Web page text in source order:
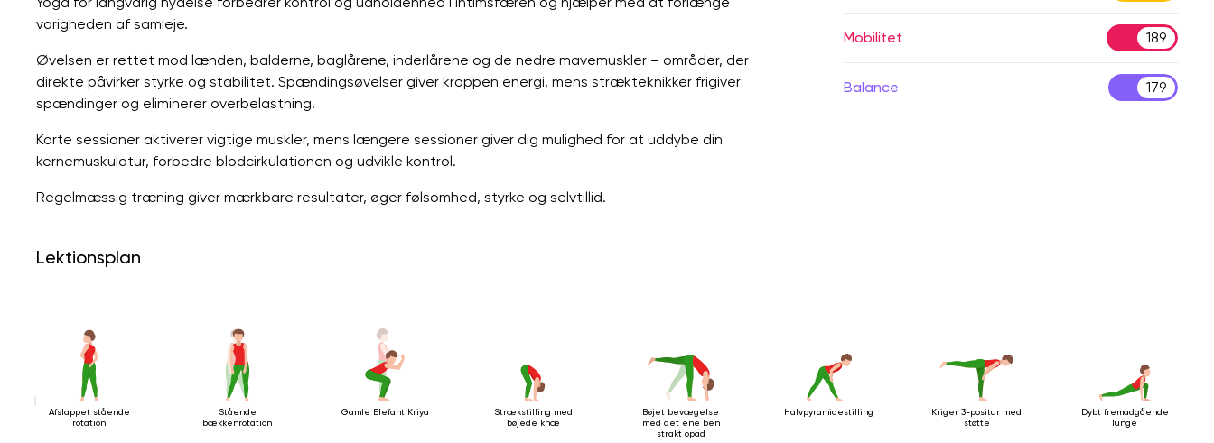
varigheden af ​​samleje.
Øvelsen er rettet mod lænden, balderne, baglårene, inderlårene og de nedre mavemuskler – områder, der
direkte påvirker styrke og stabilitet. Spændingsøvelser giver kroppen energi, mens strækteknikker frigiver
spændinger og eliminerer overbelastning.
Korte sessioner aktiverer vigtige muskler, mens længere sessioner giver dig mulighed for at uddybe din
kernemuskulatur, forbedre blodcirkulationen og udvikle kontrol.
Regelmæssig træning giver mærkbare resultater, øger følsomhed, styrke og selvtillid.
Mobilitet 189
Balance 179
Lektionsplan
Afslappet stående
rotation
Stående
bækkenrotation
Gamle Elefant Kriya
Strækstilling med
bøjede knæ
Bøjet bevægelse
med det ene ben
strakt opad
Halvpyramidestilling
Kriger 3-positur med
støtte
Dybt fremadgående
lunge